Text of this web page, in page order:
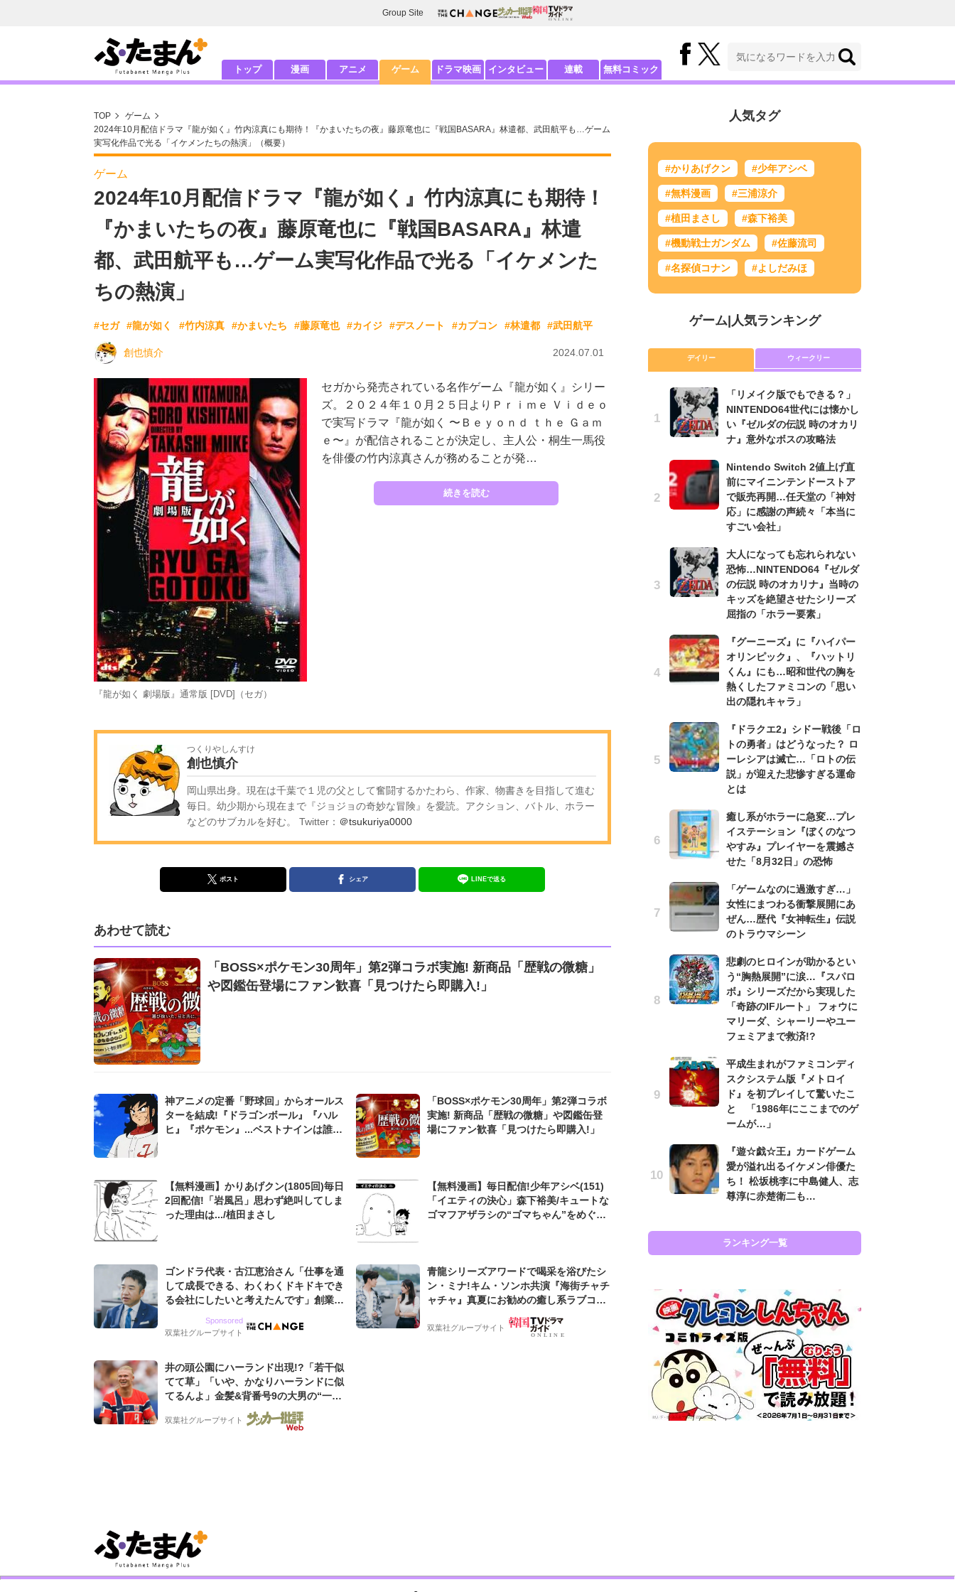
Group Site
トップ 漫画 アニメ ゲーム ドラマ映画 インタビュー 連載 無料コミック
TOP
ゲーム
2024年10月配信ドラマ『龍が如く』竹内涼真にも期待！『かまいたちの夜』藤原竜也に『戦国BASARA』林遣都、武田航平も…ゲーム
実写化作品で光る「イケメンたちの熱演」（概要）
ゲーム
2024年10月配信ドラマ『龍が如く』竹内涼真にも期待！
『かまいたちの夜』藤原竜也に『戦国BASARA』林遣
都、武田航平も…ゲーム実写化作品で光る「イケメンた
ちの熱演」
#セガ #龍が如く #竹内涼真 #かまいたち #藤原竜也 #カイジ #デスノート #カプコン #林遣都 #武田航平
創也慎介 2024.07.01
『龍が如く 劇場版』通常版 [DVD]（セガ）
セガから発売されている名作ゲーム『龍が如く』シリー
ズ。２０２４年１０月２５日よりＰｒｉｍｅ Ｖｉｄｅｏ
で実写ドラマ『龍が如く 〜Ｂｅｙｏｎｄ ｔｈｅ Ｇａｍ
ｅ〜』が配信されることが決定し、主人公・桐生一馬役
を俳優の竹内涼真さんが務めることが発…
続きを読む
つくりやしんすけ
創也慎介
岡山県出身。現在は千葉で１児の父として奮闘するかたわら、作家、物書きを目指して進む
毎日。幼少期から現在まで『ジョジョの奇妙な冒険』を愛読。アクション、バトル、ホラー
などのサブカルを好む。 Twitter： ＠tsukuriya0000
ポスト シェア LINEで送る
あわせて読む
「BOSS×ポケモン30周年」第2弾コラボ実施! 新商品「歴戦の微糖」
や図鑑缶登場にファン歓喜「見つけたら即購入!」
神アニメの定番「野球回」からオールス
ターを結成!『ドラゴンボール』『ハル
ヒ』『ポケモン』...ベストナインは誰
「BOSS×ポケモン30周年」第2弾コラボ
実施! 新商品「歴戦の微糖」や図鑑缶登
場にファン歓喜「見つけたら即購入!」
【無料漫画】かりあげクン(1805回)毎日
2回配信!「岩風呂」思わず絶叫してしま
った理由は.../植田まさし
【無料漫画】毎日配信!少年アシベ(151)
「イエティの決心」森下裕美/キュートな
ゴマフアザラシの“ゴマちゃん”をめぐる
ゴンドラ代表・古江恵治さん「仕事を通
して成長できる、わくわくドキドキでき
る会社にしたいと考えたんです」創業来
グ会社のアイデンティティ
Sponsored
双葉社グループサイト
青龍シリーズアワードで喝采を浴びたシ
ン・ミナ!キム・ソンホ共演『海街チャチ
ャチャ』真夏にお勧めの癒し系ラブコメ!
双葉社グループサイト
井の頭公園にハーランド出現!?「若干似
てて草」「いや、かなりハーランドに似
てるんよ」金髪&背番号9の大男の“一人
バイキング・ロー”映像が話題!「元気を
もらった」
双葉社グループサイト
人気タグ
#かりあげクン #少年アシベ
#無料漫画 #三浦涼介
#植田まさし #森下裕美
#機動戦士ガンダム #佐藤流司
#名探偵コナン #よしだみほ
ゲーム| 人気ランキング
デイリー ウィークリー
「リメイク版でもできる？」
NINTENDO64世代には懐かし
い『ゼルダの伝説 時のオカリ
ナ』意外なボスの攻略法
Nintendo Switch 2値上げ直
前にマイニンテンドーストア
で販売再開…任天堂の「神対
応」に感謝の声続々「本当に
すごい会社」
大人になっても忘れられない
恐怖…NINTENDO64『ゼルダ
の伝説 時のオカリナ』当時の
キッズを絶望させたシリーズ
屈指の「ホラー要素」
『グーニーズ』に『ハイパー
オリンピック』、『ハットリ
くん』にも…昭和世代の胸を
熱くしたファミコンの「思い
出の隠れキャラ」
『ドラクエ2』シドー戦後「ロ
トの勇者」はどうなった？ ロ
ーレシアは滅亡…「ロトの伝
説」が迎えた悲惨すぎる運命
とは
癒し系がホラーに急変…プレ
イステーション『ぼくのなつ
やすみ』プレイヤーを震撼さ
せた「8月32日」の恐怖
「ゲームなのに過激すぎ…」
女性にまつわる衝撃展開にあ
ぜん…歴代『女神転生』伝説
のトラウマシーン
悲劇のヒロインが助かるとい
う“胸熱展開”に涙…『スパロ
ボ』シリーズだから実現した
「奇跡のIFルート」 フォウに
マリーダ、シャーリーやユー
フェミアまで救済!?
平成生まれがファミコンディ
スクシステム版『メトロイ
ド』を初プレイして驚いたこ
と 「1986年にここまでのゲ
ームが…」
『遊☆戯☆王』カードゲーム
愛が溢れ出るイケメン俳優た
ち！ 松坂桃李に中島健人、志
尊淳に赤楚衛二も…
ランキング一覧